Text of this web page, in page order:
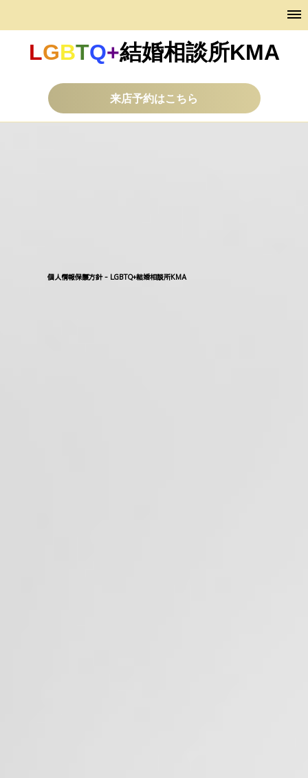
LGBTQ+結婚相談所KMA
来店予約はこちら
個人情報保護方針 - LGBTQ+結婚相談所KMA